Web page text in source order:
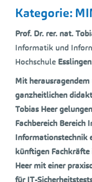
Kategorie:
Prof. Dr. rer. nat.
Informatik und
Hochschule Esslingen
Mit
ganzheitlichen
Tobias Heer
Fachbereich Bereich
Informationstechnik
künftigen
Heer mit einer
für IT-